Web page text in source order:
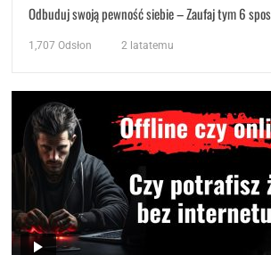
Odbuduj swoją pewność siebie – Zaufaj tym 6
1,707 Odsłon 2 latatemu